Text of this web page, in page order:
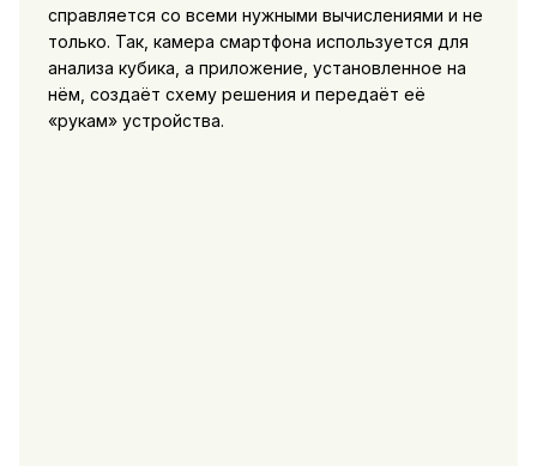
справляется со всеми нужными вычислениями и не
только. Так, камера смартфона используется для
анализа кубика, а приложение, установленное на
нём, создаёт схему решения и передаёт её
«рукам» устройства.